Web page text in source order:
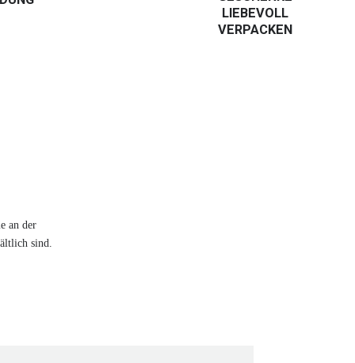
LIEBEVOLL
VERPACKEN
an der
sind.